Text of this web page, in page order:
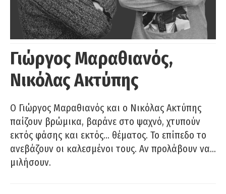
Γιώργος Μαραθιανός,
Νικόλας Ακτύπης
Ο Γιώργος Μαραθιανός και ο Νικόλας Ακτύπης
παίζουν βρώμικα, βαράνε στο ψαχνό, χτυπούν
εκτός φάσης και εκτός… θέματος. Το επίπεδο το
ανεβάζουν οι καλεσμένοι τους. Αν προλάβουν να…
μιλήσουν.